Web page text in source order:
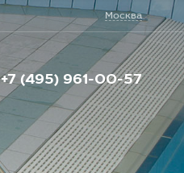
Москва
+7 (495) 961-00-57